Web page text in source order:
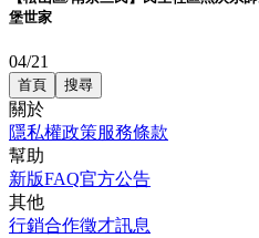
堡世家
04/21
首頁 搜尋
關於
隱私權政策服務條款
幫助
新版FAQ官方公告
其他
行銷合作徵才訊息